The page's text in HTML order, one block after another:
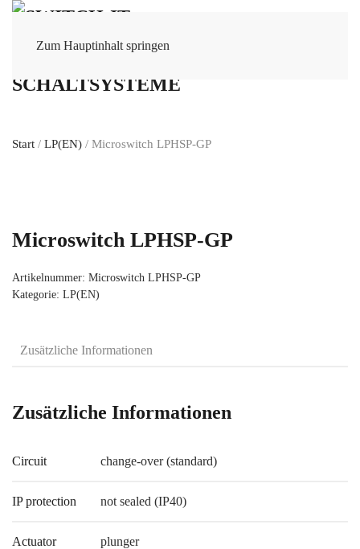
Zum Hauptinhalt springen
Start / LP(EN) / Microswitch LPHSP-GP
Microswitch LPHSP-GP
Artikelnummer: Microswitch LPHSP-GP
Kategorie: LP(EN)
Zusätzliche Informationen
Zusätzliche Informationen
Circuit change-over (standard)
IP protection not sealed (IP40)
Actuator plunger